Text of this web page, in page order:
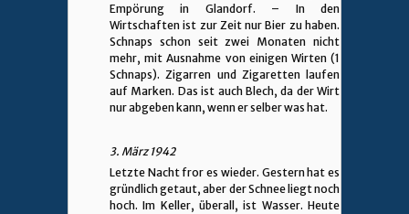
Empörung in Glandorf. – In den
Wirtschaften ist zur Zeit nur Bier zu haben.
Schnaps schon seit zwei Monaten nicht
mehr, mit Ausnahme von einigen Wirten (1
Schnaps). Zigarren und Zigaretten laufen
auf Marken. Das ist auch Blech, da der Wirt
nur abgeben kann, wenn er selber was hat.
3. März 1942
Letzte Nacht fror es wieder. Gestern hat es
gründlich getaut, aber der Schnee liegt noch
hoch. Im Keller, überall, ist Wasser. Heute